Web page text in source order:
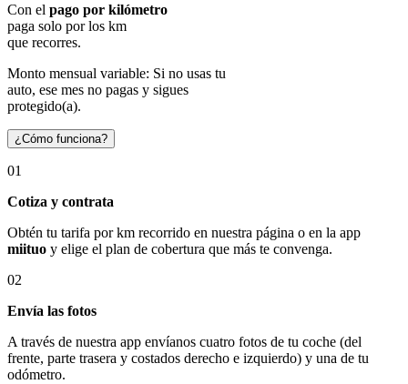
Con el pago por kilómetro
paga solo por los km
que recorres.
Monto mensual variable: Si no usas tu
auto, ese mes no pagas y sigues
protegido(a).
¿Cómo funciona?
01
Cotiza y contrata
Obtén tu tarifa por km recorrido en nuestra página o en la app
miituo y elige el plan de cobertura que más te convenga.
02
Envía las fotos
A través de nuestra app envíanos cuatro fotos de tu coche (del
frente, parte trasera y costados derecho e izquierdo) y una de tu
odómetro.